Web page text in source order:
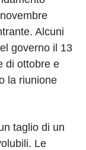
Alcuni
governo il 13
di ottobre e
la riunione
taglio di un
Le